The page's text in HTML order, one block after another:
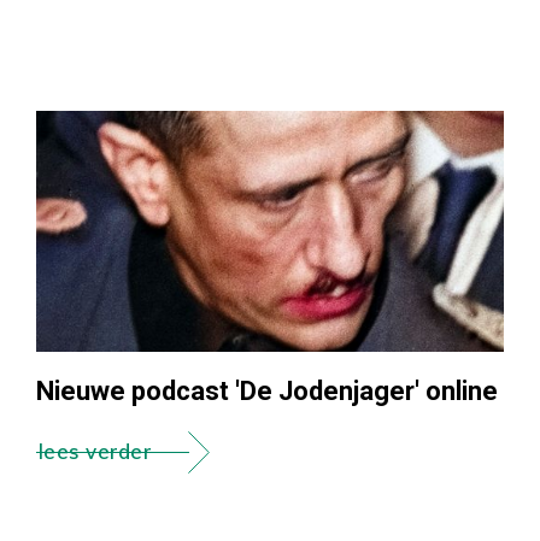
Nieuwe podcast 'De Jodenjager' online
lees verder